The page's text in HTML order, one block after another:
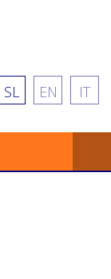
SL EN IT